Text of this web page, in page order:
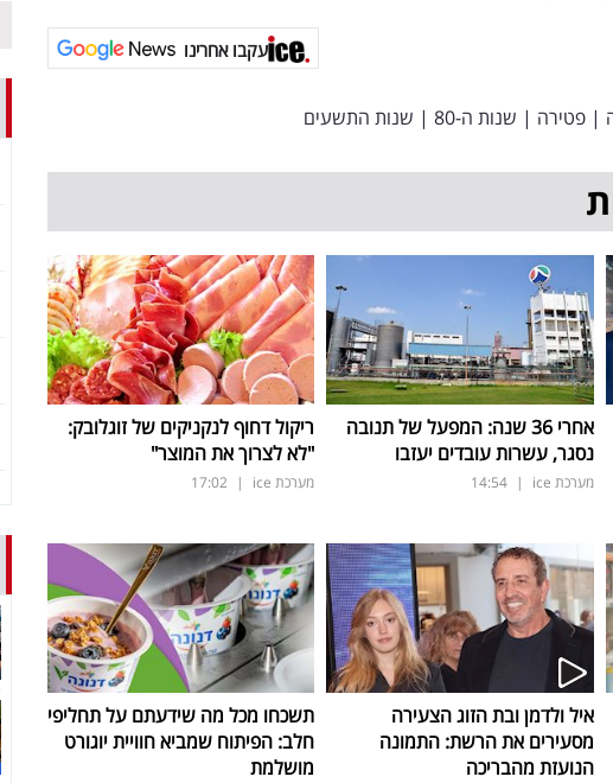
עקבו אחרינו
| פטירה | שנות ה-80 | שנות התשעים
אחרי 36 שנה: המפעל של תנובה
נסגר, עשרות עובדים יעזבו
מערכת ice |
14:54
ריקול דחוף לנקניקים של זוגלובק:
"לא לצרוך את המוצר"
מערכת ice |
17:02
איל ולדמן ובת הזוג הצעירה
מסעירים את הרשת: התמונה
הנועזת מהבריכה
תשכחו מכל מה שידעתם על תחליפי
חלב: הפיתוח שמביא חוויית יוגורט
מושלמת